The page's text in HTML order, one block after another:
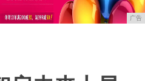
广告